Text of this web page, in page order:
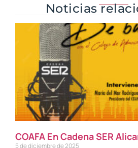
Noticias
COAFA En Cadena SER
5 de diciembre de 2025